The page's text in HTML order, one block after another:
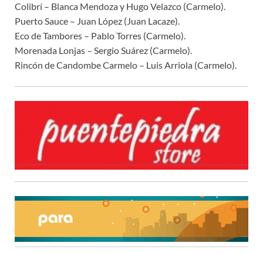
Colibrí – Blanca Mendoza y Hugo Velazco (Carmelo).
Puerto Sauce – Juan López (Juan Lacaze).
Eco de Tambores – Pablo Torres (Carmelo).
Morenada Lonjas – Sergio Suárez (Carmelo).
Rincón de Candombe Carmelo – Luis Arriola (Carmelo).